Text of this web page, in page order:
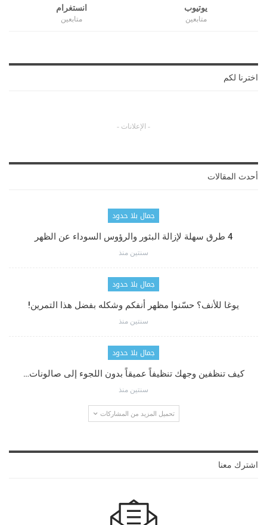
يوتيوب
متابعين
انستغرام
متابعين
اخترنا لكم
- الإعلانات -
أحدث المقالات
جمال بلا حدود
4 طرق سهلة لإزالة البثور والرؤوس السوداء عن الظهر
سنتين منذ
جمال بلا حدود
يوغا للأنف؟ حسّنوا مظهر أنفكم وشكله بفضل هذا التمرين!
سنتين منذ
جمال بلا حدود
كيف تنظفين وجهك تنظيفاً عميقاً بدون اللجوء إلى صالونات…
سنتين منذ
تحميل المزيد من المشاركات
اشترك معنا